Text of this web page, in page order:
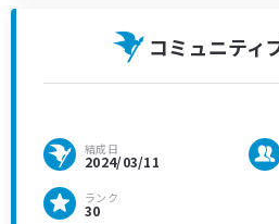
コミュニティ
結成日
2024/03/11
ランク
30